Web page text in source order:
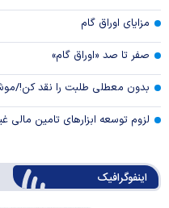
مزایای اوراق گام
صفر تا صد «اوراق گام»
بدون معطلی طلبت را نقد کن!/
لزوم توسعه ابزارهای تامین مالی
اینفوگرافیک